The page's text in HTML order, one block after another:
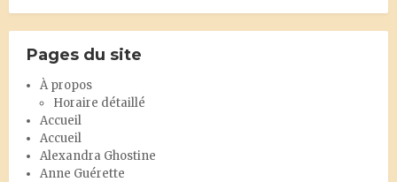
Pages du site
À propos
Horaire détaillé
Accueil
Accueil
Alexandra Ghostine
Anne Guérette